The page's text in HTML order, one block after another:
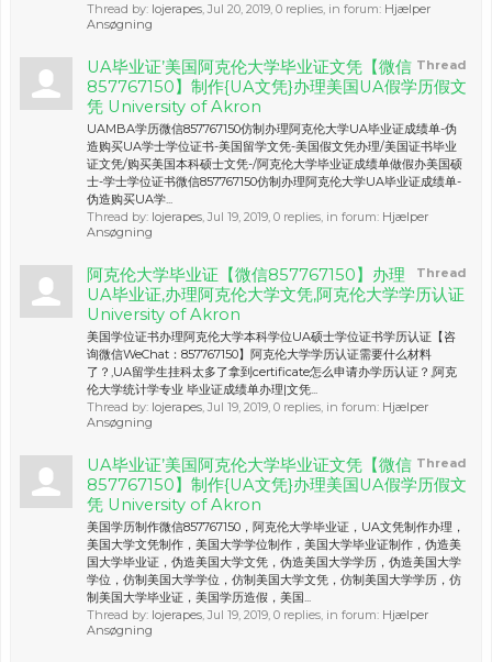
Thread by: lojerapes, Jul 20, 2019, 0 replies, in forum: Hjælper
Ansøgning
Thread
UA毕业证’美国阿克伦大学毕业证文凭【微信
857767150】制作{UA文凭}办理美国UA假学历假文
凭 University of Akron
UAMBA学历微信857767150仿制办理阿克伦大学UA毕业证成绩单-伪
造购买UA学士学位证书-美国留学文凭-美国假文凭办理/美国证书毕业
证文凭/购买美国本科硕士文凭-/阿克伦大学毕业证成绩单做假办美国硕
士-学士学位证书微信857767150仿制办理阿克伦大学UA毕业证成绩单-
伪造购买UA学...
Thread by: lojerapes, Jul 19, 2019, 0 replies, in forum: Hjælper
Ansøgning
Thread
阿克伦大学毕业证【微信857767150】办理
UA毕业证,办理阿克伦大学文凭,阿克伦大学学历认证
University of Akron
美国学位证书办理阿克伦大学本科学位UA硕士学位证书学历认证【咨
询微信WeChat：857767150】阿克伦大学学历认证需要什么材料
了？,UA留学生挂科太多了拿到certificate怎么申请办学历认证？,阿克
伦大学统计学专业 毕业证成绩单办理|文凭...
Thread by: lojerapes, Jul 19, 2019, 0 replies, in forum: Hjælper
Ansøgning
Thread
UA毕业证’美国阿克伦大学毕业证文凭【微信
857767150】制作{UA文凭}办理美国UA假学历假文
凭 University of Akron
美国学历制作微信857767150，阿克伦大学毕业证，UA文凭制作办理，
美国大学文凭制作，美国大学学位制作，美国大学毕业证制作，伪造美
国大学毕业证，伪造美国大学文凭，伪造美国大学学历，伪造美国大学
学位，仿制美国大学学位，仿制美国大学文凭，仿制美国大学学历，仿
制美国大学毕业证，美国学历造假，美国...
Thread by: lojerapes, Jul 19, 2019, 0 replies, in forum: Hjælper
Ansøgning